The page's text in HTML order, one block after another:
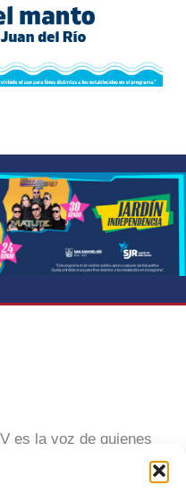
es la voz de quienes
y participativo.
con la